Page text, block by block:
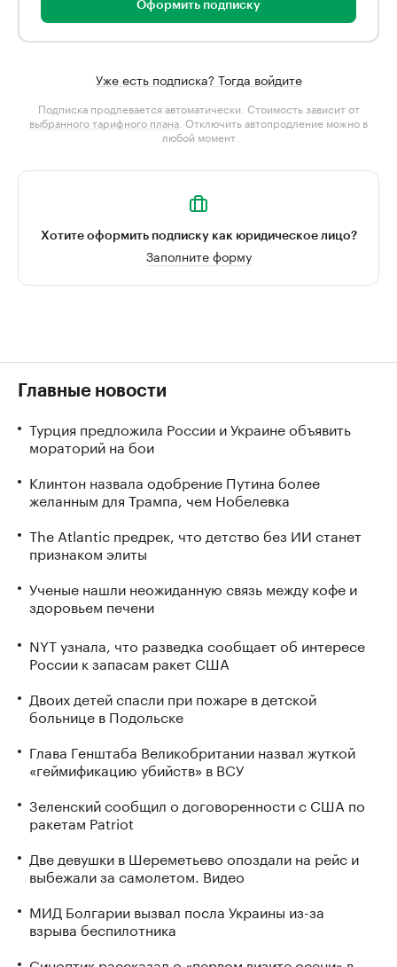
Оформить подписку
Уже есть подписка? Тогда войдите
Подписка продлевается автоматически. Стоимость зависит от
выбранного тарифного плана . Отключить автопродление можно в
любой момент
Хотите оформить подписку как юридическое лицо?
Заполните форму
Главные новости
Турция предложила России и Украине объявить
мораторий на бои
Клинтон назвала одобрение Путина более
желанным для Трампа, чем Нобелевка
The Atlantic предрек, что детство без ИИ станет
признаком элиты
Ученые нашли неожиданную связь между кофе и
здоровьем печени
NYT узнала, что разведка сообщает об интересе
России к запасам ракет США
Двоих детей спасли при пожаре в детской
больнице в Подольске
Глава Генштаба Великобритании назвал жуткой
«геймификацию убийств» в ВСУ
Зеленский сообщил о договоренности с США по
ракетам Patriot
Две девушки в Шереметьево опоздали на рейс и
выбежали за самолетом. Видео
МИД Болгарии вызвал посла Украины из-за
взрыва беспилотника